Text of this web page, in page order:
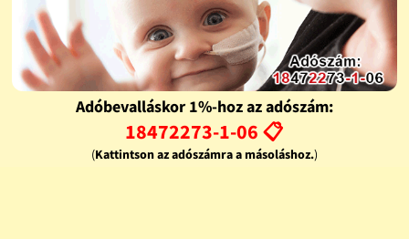
Adóbevalláskor 1%-hoz az adószám:
18472273-1-06 📋
(Kattintson az adószámra a másoláshoz.)